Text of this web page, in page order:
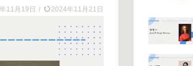
11月19日 / 2024年11月21日